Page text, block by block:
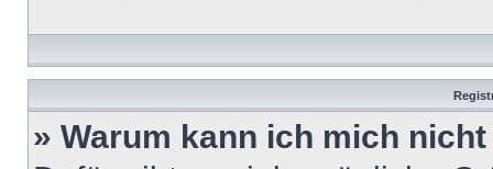
» Warum kann ich mich